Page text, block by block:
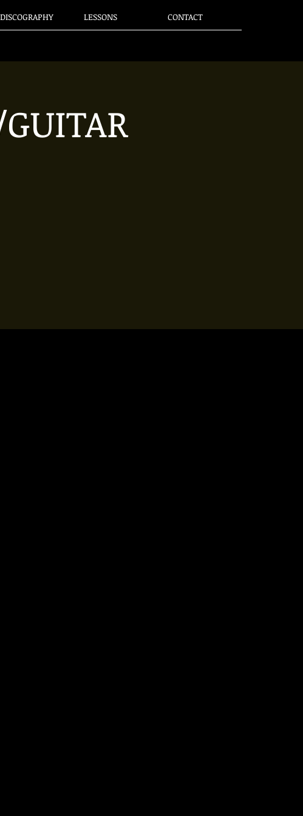
DISCOGRAPHY LESSONS CONTACT